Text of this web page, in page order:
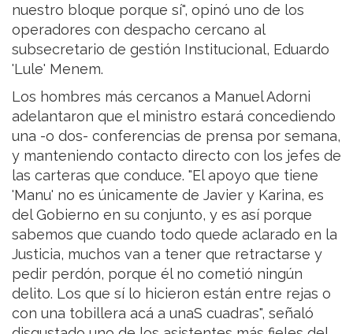
nuestro bloque porque sí", opinó uno de los
operadores con despacho cercano al
subsecretario de gestión Institucional, Eduardo
'Lule' Menem.
Los hombres más cercanos a Manuel Adorni
adelantaron que el ministro estará concediendo
una -o dos- conferencias de prensa por semana,
y manteniendo contacto directo con los jefes de
las carteras que conduce. "El apoyo que tiene
'Manu' no es únicamente de Javier y Karina, es
del Gobierno en su conjunto, y es así porque
sabemos que cuando todo quede aclarado en la
Justicia, muchos van a tener que retractarse y
pedir perdón, porque él no cometió ningún
delito. Los que sí lo hicieron están entre rejas o
con una tobillera acá a unaS cuadras", señaló